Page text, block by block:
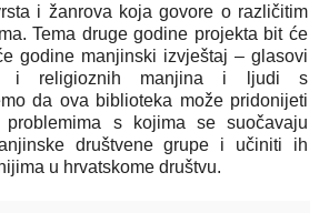
i žanrova koja govore o različitim
Tema druge godine projekta bit će
godine manjinski izvještaj – glasovi
i religioznih manjina i ljudi s
da ova biblioteka može pridonijeti
s kojima se suočavaju
društvene grupe i učiniti ih
u hrvatskome društvu.